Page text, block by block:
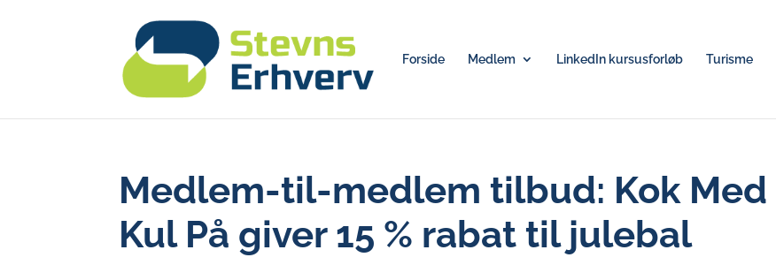
Forside Medlem LinkedIn kursusforløb Turisme
Medlem-til-medlem tilbud: Kok Med
Kul På giver 15 % rabat til julebal